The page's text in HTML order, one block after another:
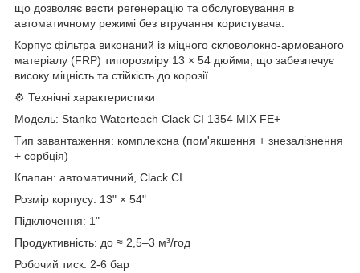
що дозволяє вести регенерацію та обслуговування в
автоматичному режимі без втручання користувача.
Корпус фільтра виконаний із міцного скловолокно-армованого
матеріалу (FRP) типорозміру 13 × 54 дюйми, що забезпечує
високу міцність та стійкість до корозії.
⚙️ Технічні характеристики
Модель: Stanko Waterteach Clack CI 1354 MIX FE+
Тип завантаження: комплексна (пом'якшення + знезалізнення
+ сорбція)
Клапан: автоматичний, Clack CI
Розмір корпусу: 13" × 54"
Підключення: 1"
Продуктивність: до ≈ 2,5–3 м³/год
Робочий тиск: 2-6 бар